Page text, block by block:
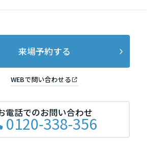
来場予約する
WEBで問い合わせる
電話でのお問い合わせ
0120-338-356